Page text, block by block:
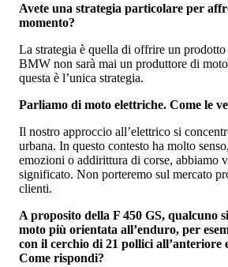
Avete una strategia particolare per
momento?
La strategia è quella di offrire un
BMW non sarà mai un produttore di
questa è l’unica strategia.
Parliamo di moto elettriche. Come le
Il nostro approccio all’elettrico si
urbana. In questo contesto ha molto
emozioni o addirittura di corse, abbiamo
significato. Non porteremo sul mercato
clienti.
A proposito della F 450 GS, qualcuno
moto più orientata all’enduro, per
con il cerchio di 21 pollici all’anteriore
Come rispondi?